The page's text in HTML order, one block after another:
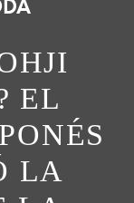
EL
LA